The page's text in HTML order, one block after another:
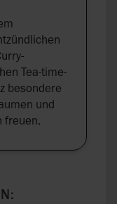
Tea-time-
besondere
und
freuen.